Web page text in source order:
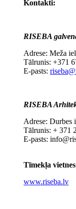
Kontakti:
RISEBA
Adrese: Meža
Tālrunis: +371
E-pasts:
RISEBA
Adrese: Durbes
Tālrunis: + 371
E-pasts:
Tīmekļa
www.riseba.lv